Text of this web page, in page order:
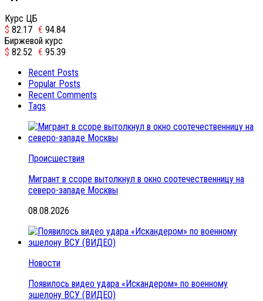
Курс ЦБ
$ 82.17 € 94.84
Биржевой курс
$ 82.52 € 95.39
Recent Posts
Popular Posts
Recent Comments
Tags
Происшествия
Мигрант в ссоре вытолкнул в окно соотечественницу на
северо-западе Москвы
08.08.2026
Новости
Появилось видео удара «Искандером» по военному
эшелону ВСУ (ВИДЕО)